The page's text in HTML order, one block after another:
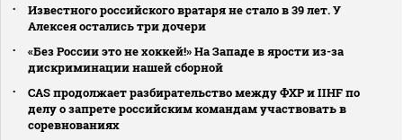
Известного российского вратаря не стало в 39 лет. У
Алексея остались три дочери
«Без России это не хоккей!» На Западе в ярости из-за
дискриминации нашей сборной
CAS продолжает разбирательство между ФХР и IIHF по
делу о запрете российским командам участвовать в
соревнованиях